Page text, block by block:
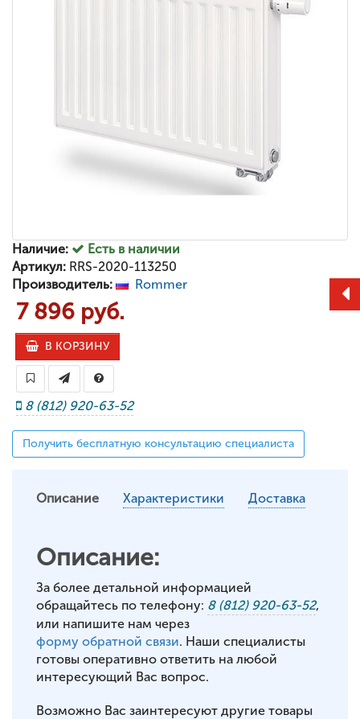
Наличие:
Есть в наличии
Артикул: RRS-2020-113250
Производитель:
Rommer
7 896 руб.
В КОРЗИНУ
8 (812) 920-63-52
Получить бесплатную консультацию специалиста
Описание Характеристики Доставка
Описание:
За более детальной информацией
обращайтесь по телефону: 8 (812) 920-63-52,
или напишите нам через
форму обратной связи. Наши специалисты
готовы оперативно ответить на любой
интересующий Вас вопрос.
Возможно Вас заинтересуют другие товары